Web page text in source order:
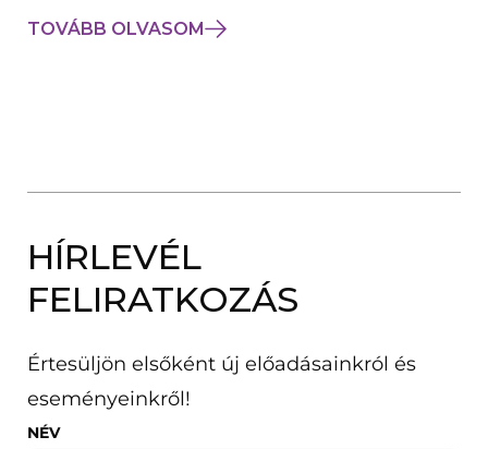
TOVÁBB OLVASOM
HÍRLEVÉL
FELIRATKOZÁS
Értesüljön elsőként új előadásainkról és
eseményeinkről!
NÉV